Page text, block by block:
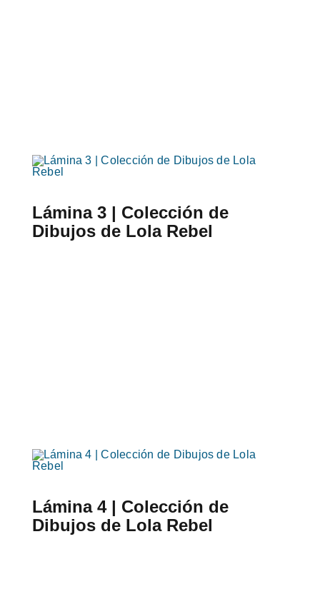
Lámina 3 | Colección de
Dibujos de Lola Rebel
Lámina 4 | Colección de
Dibujos de Lola Rebel